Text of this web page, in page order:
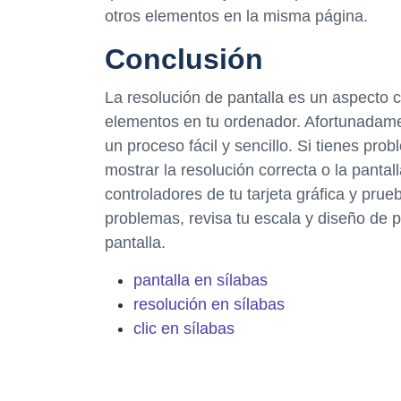
otros elementos en la misma página.
Conclusión
La resolución de pantalla es un aspecto
elementos en tu ordenador.
un proceso fácil y sencillo. Si tienes
mostrar la resolución correcta o la
controladores de tu tarjeta gráfica y
problemas, revisa tu escala y diseño de
pantalla.
pantalla en sílabas
resolución en sílabas
clic en sílabas